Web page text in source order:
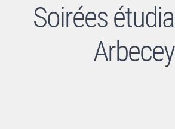
Soirées
Arbecey